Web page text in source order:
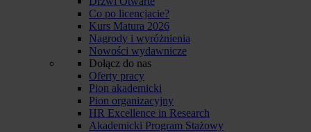
Co po licencjacie?
Kurs Matura 2026
Nagrody i wyróżnienia
Nowości wydawnicze
Dołącz do nas
Oferty pracy
Pion akademicki
Pion organizacyjny
HR Excellence in Research
Akademicki Program Stażowy